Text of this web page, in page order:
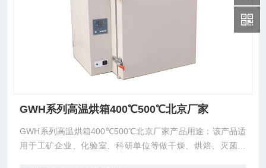
GWH系列高温烘箱400℃500℃北京厂家
GWH系列高温烘箱400℃500℃北京厂家产品用途：该产品适
用于工矿企业、化验室、科研单位等做干燥、烘焙、灭菌之